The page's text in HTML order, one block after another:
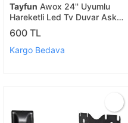
Tayfun Awox 24'' Uyumlu
Hareketli Led Tv Duvar Askı
Aparatı
600 TL
Kargo Bedava